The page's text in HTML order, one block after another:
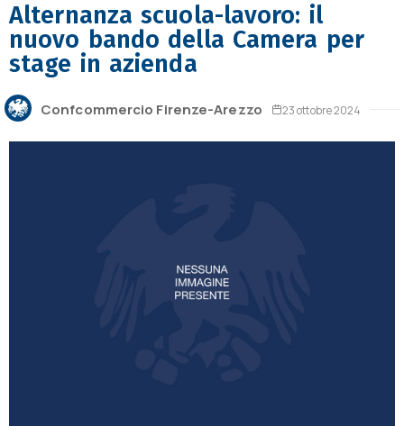
Alternanza scuola-lavoro: il
nuovo bando della Camera per
stage in azienda
Confcommercio Firenze-Arezzo 23 ottobre 2024